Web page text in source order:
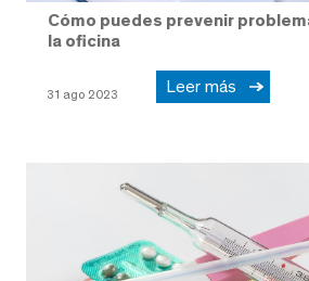
Cómo puedes prevenir
la oficina
31 ago 2023 Leer más